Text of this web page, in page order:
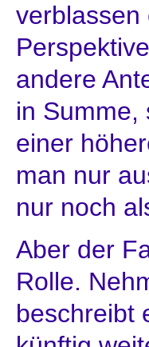
verblassen
andere
in Summe,
einer
man nur
nur noch
Aber der
Rolle.
beschreibt